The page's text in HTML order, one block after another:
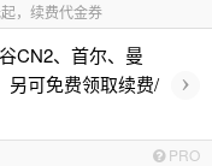
，续费代金券
CN2、首尔、曼
另可免费领取续费/
›
PRO